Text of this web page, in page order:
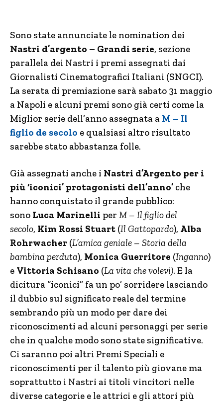
Sono state annunciate le nomination dei
Nastri d’argento – Grandi serie, sezione
parallela dei Nastri i premi assegnati dai
Giornalisti Cinematografici Italiani (SNGCI).
La serata di premiazione sarà sabato 31 maggio
a Napoli e alcuni premi sono già certi come la
Miglior serie dell’anno assegnata a M – Il
figlio de secolo e qualsiasi altro risultato
sarebbe stato abbastanza folle.
Già assegnati anche i Nastri d’Argento per i
più ‘iconici’ protagonisti dell’anno’ che
hanno conquistato il grande pubblico:
sono Luca Marinelli per M – Il figlio del
secolo, Kim Rossi Stuart (Il Gattopardo), Alba
Rohrwacher (L’amica geniale – Storia della
bambina perduta), Monica Guerritore (Inganno)
e Vittoria Schisano (La vita che volevi). E la
dicitura “iconici” fa un po’ sorridere lasciando
il dubbio sul significato reale del termine
sembrando più un modo per dare dei
riconoscimenti ad alcuni personaggi per serie
che in qualche modo sono state significative.
Ci saranno poi altri Premi Speciali e
riconoscimenti per il talento più giovane ma
soprattutto i Nastri ai titoli vincitori nelle
diverse categorie e le attrici e gli attori più